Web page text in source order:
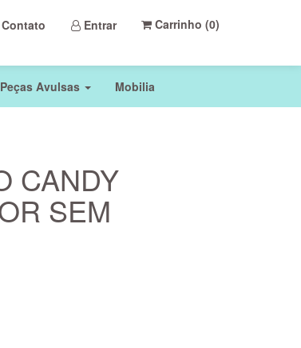
Contato Entrar Carrinho (0)
Peças Avulsas Mobilia
CANDY
SEM